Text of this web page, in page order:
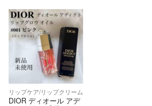
リップケア/リップクリーム
DIOR ディオール アデ